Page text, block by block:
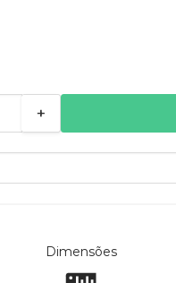
+
Dimensões